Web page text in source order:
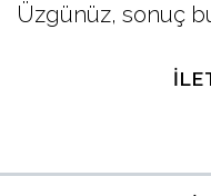
Üzgünüz, sonuç